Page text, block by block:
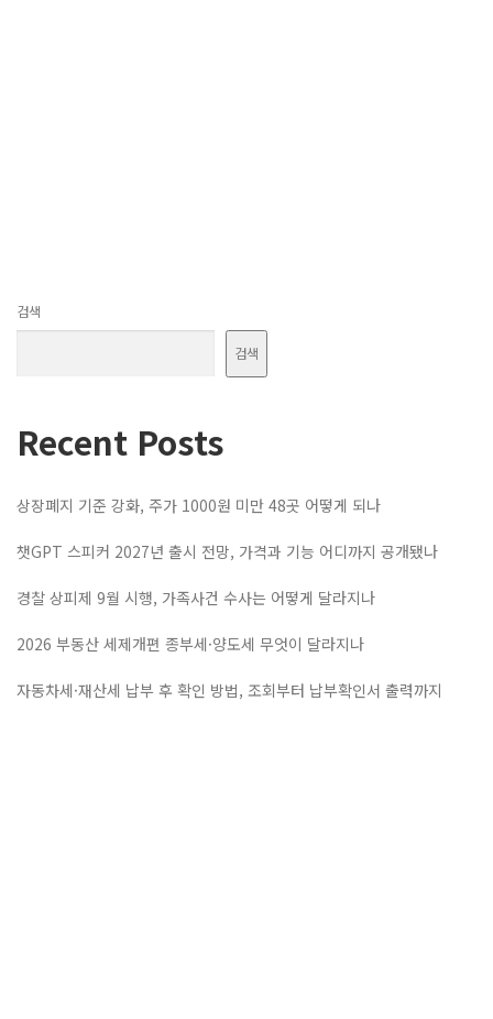
검색
검색
Recent Posts
상장폐지 기준 강화, 주가 1000원 미만 48곳 어떻게 되나
챗GPT 스피커 2027년 출시 전망, 가격과 기능 어디까지 공개됐나
경찰 상피제 9월 시행, 가족사건 수사는 어떻게 달라지나
2026 부동산 세제개편 종부세·양도세 무엇이 달라지나
자동차세·재산세 납부 후 확인 방법, 조회부터 납부확인서 출력까지